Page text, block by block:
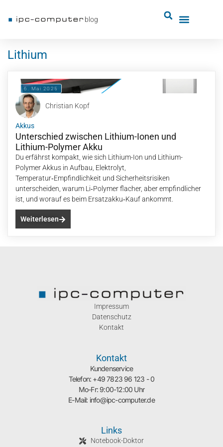
blog
Lithium
6. Mai 2025
Christian Kopf
Akkus
Unterschied zwischen Lithium-Ionen und
Lithium-Polymer Akku
Du erfährst kompakt, wie sich Lithium-Ion und Lithium-
Polymer Akkus in Aufbau, Elektrolyt,
Temperatur‑Empfindlichkeit und Sicherheitsrisiken
unterscheiden, warum Li‑Polymer flacher, aber empfindlicher
ist, und worauf es beim Ersatzakku‑Kauf ankommt.
Weiterlesen
Impressum
Datenschutz
Kontakt
Kontakt
Kundenservice
Telefon: +49 7823 96 123 - 0
Mo-Fr: 9:00-12:00 Uhr
E-Mail: info@ipc-computer.de
Links
Notebook-Doktor